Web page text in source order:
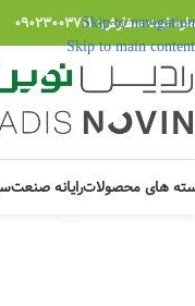
Skip to navigation
Skip to main content
ثبت سفارش: 09023003711
های محصولاترایانه صنعت